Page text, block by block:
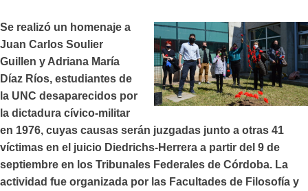
Se realizó un homenaje a
Juan Carlos Soulier
Guillen y Adriana María
Díaz Ríos, estudiantes de
la UNC desaparecidos por
la dictadura cívico-militar
en 1976, cuyas causas serán juzgadas junto a otras 41
víctimas en el juicio Diedrichs-Herrera a partir del 9 de
septiembre en los Tribunales Federales de Córdoba. La
actividad fue organizada por las Facultades de Filosofía y